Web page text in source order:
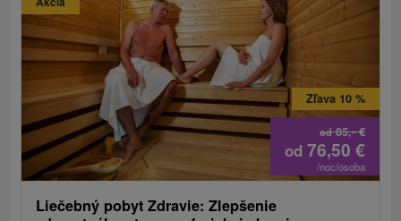
od85,-€
Zľava 10 %
od 76,50 €
/noc/osoba
Liečebný pobyt Zdravie: Zlepšenie